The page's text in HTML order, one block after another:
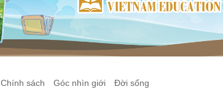
Chính sách Góc nhìn giới Đời sống